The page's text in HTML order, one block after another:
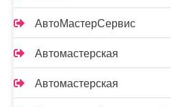
АвтоМастерСервис
Автомастерская
Автомастерская